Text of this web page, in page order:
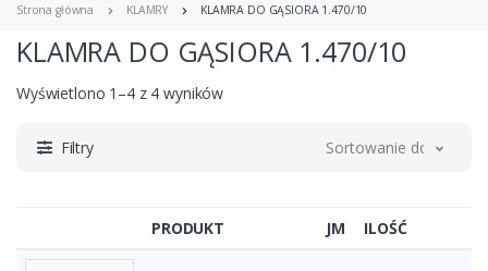
Strona główna KLAMRY KLAMRA DO GĄSIORA 1.470/10
KLAMRA DO GĄSIORA 1.470/10
Wyświetlono 1–4 z 4 wyników
Filtry Sortowanie domyślne
PRODUKT JM ILOŚĆ